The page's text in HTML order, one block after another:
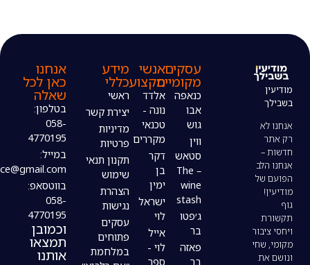
עסקים
מקומיים
wine
בר
פאזה
בר
אנשי
מקצוע
אלדד
נונה -
טכנאי
מקררים
ישראל
מידע
כללי
ראשי
יצירת קשר
מדיניות
פרטיות
תקנון תנאי
שימוש
הצהרת
נגישות
עסקים
פתוחים
במלחמת
אנחנו
כאן לכל
שאלה
בטלפון:
modiin4uoffice@gmail.com
וכמובן
תמצאו
אותנו